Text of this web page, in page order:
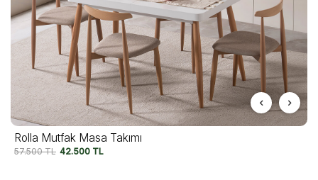
Rolla Mutfak Masa Takımı
57.500TL 42.500 TL